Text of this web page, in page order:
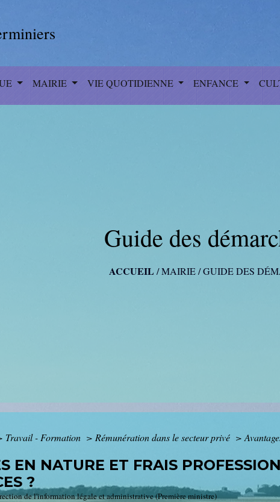
MAIRIE VIE QUOTIDIENNE ENFANCE
Guide des
ACCUEIL /MAIRIE/GUIDE DES
Travail - Formation > Rémunération dans le secteur privé >
EN NATURE ET FRAIS
?
de l'information légale et administrative (Première ministre)